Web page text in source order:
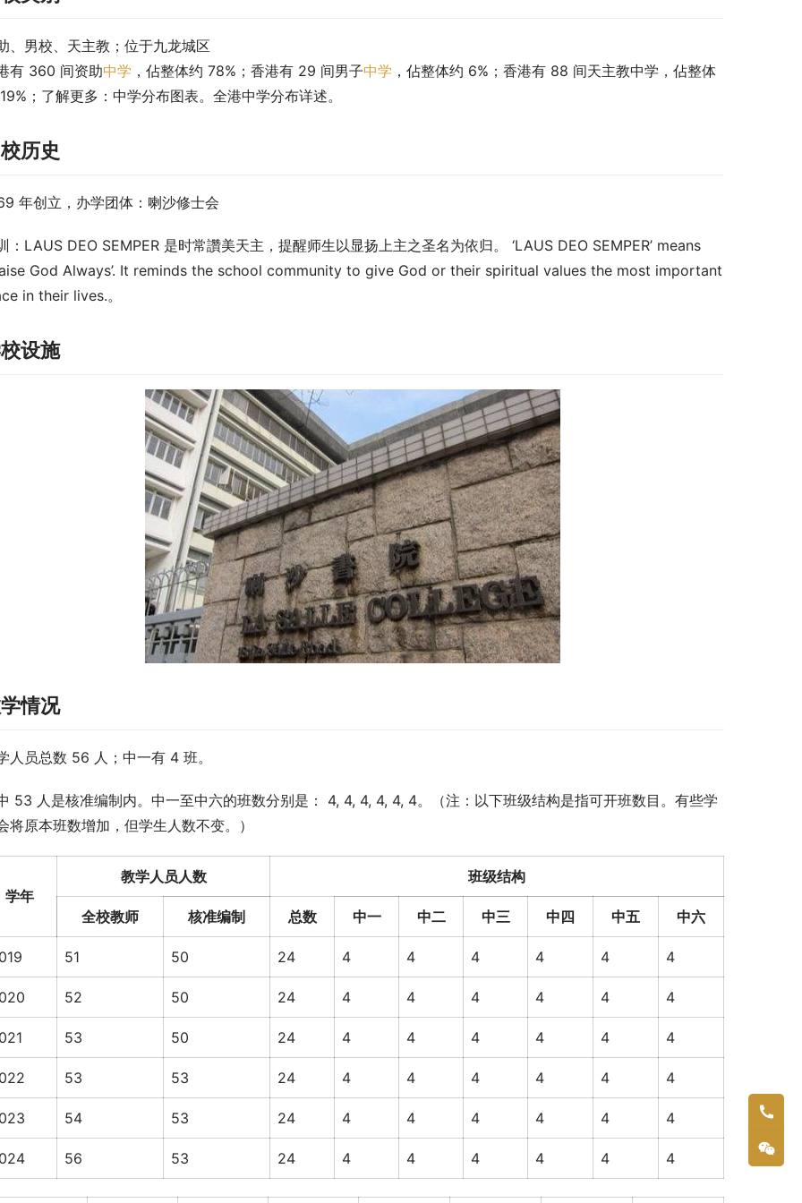
、男校、天主教；位于九龙城区
有 360 间资助中学 ，佔整体约 78%；香港有 29 间男子中学 ，佔整体约 6%；香港有 88 间天主教中学，佔整体
；了解更多：中学分布图表。全港中学分布详述。
历史
年创立，办学团体：喇沙修士会
：LAUS DEO SEMPER 是时常讚美天主，提醒师生以显扬上主之圣名为依归。 ‘LAUS DEO SEMPER’ means
God Always’. It reminds the school community to give God or their spiritual values the most important
in their lives.。
设施
情况
人员总数 56 人；中一有 4 班。
53 人是核准编制内。中一至中六的班数分别是： 4, 4, 4, 4, 4, 4。（注：以下班级结构是指可开班数目。有些学
将原本班数增加，但学生人数不变。）
学年
教学人员人数 班级结构
全校教师 核准编制 总数 中一 中二 中三 中四 中五 中六
51 50 24 4 4 4 4 4 4
52 50 24 4 4 4 4 4 4
53 50 24 4 4 4 4 4 4
53 53 24 4 4 4 4 4 4
54 53 24 4 4 4 4 4 4
56 53 24 4 4 4 4 4 4